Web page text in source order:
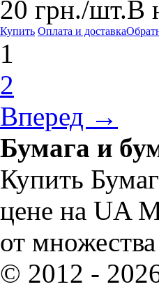
20 грн./шт.В
Купить Оплата и доставка
1
2
Вперед →
Бумага и
Купить
цене на UA
от
© 2012 -